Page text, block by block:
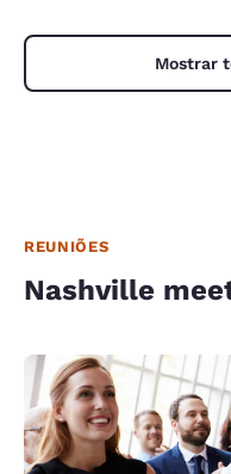
Mostrar
REUNIÕES
Nashville